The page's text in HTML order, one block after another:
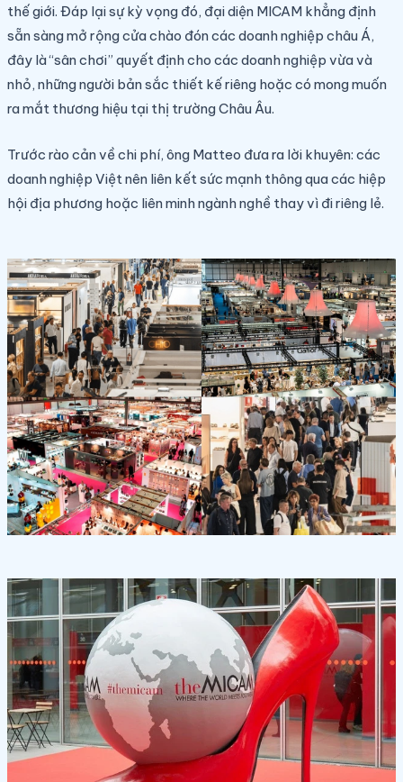
thế giới. Đáp lại sự kỳ vọng đó, đại diện MICAM khẳng định
sẵn sàng mở rộng cửa chào đón các doanh nghiệp châu Á,
đây là “sân chơi” quyết định cho các doanh nghiệp vừa và
nhỏ, những người bản sắc thiết kế riêng hoặc có mong muốn
ra mắt thương hiệu tại thị trường Châu Âu.
Trước rào cản về chi phí, ông Matteo đưa ra lời khuyên: các
doanh nghiệp Việt nên liên kết sức mạnh thông qua các hiệp
hội địa phương hoặc liên minh ngành nghề thay vì đi riêng lẻ.